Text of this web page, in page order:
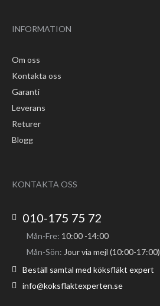
INFORMATION
Om oss
Kontakta oss
Garanti
Leverans
Returer
Blogg
KONTAKTA OSS
010-175 75 72
Mån-Fre: 10:00 -14:00
Mån-Sön: Jour via mejl (10:00-17:00)
Beställ samtal med köksfläkt expert
info@koksflaktexperten.se